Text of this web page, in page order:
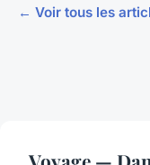
← Voir tous les